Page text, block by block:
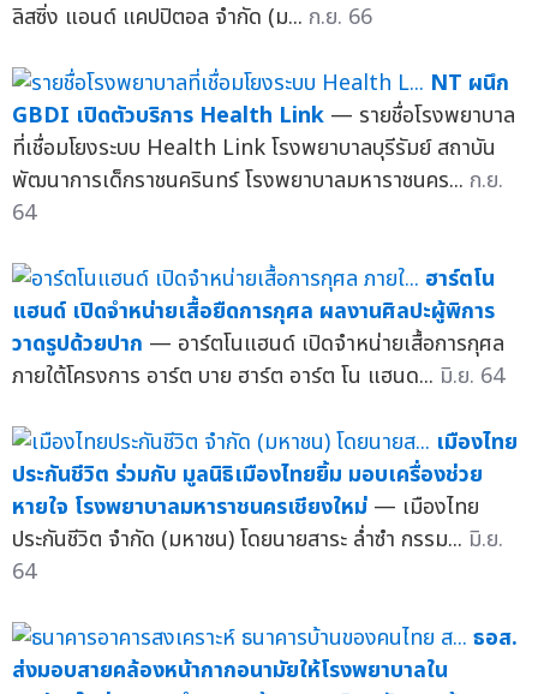
ลิสซิ่ง แอนด์ แคปปิตอล จำกัด (ม... ก.ย. 66
NT ผนึก
GBDI เปิดตัวบริการ Health Link — รายชื่อโรงพยาบาล
ที่เชื่อมโยงระบบ Health Link โรงพยาบาลบุรีรัมย์ สถาบัน
พัฒนาการเด็กราชนครินทร์ โรงพยาบาลมหาราชนคร... ก.ย.
64
ฮาร์ตโน
แฮนด์ เปิดจำหน่ายเสื้อยืดการกุศล ผลงานศิลปะผู้พิการ
วาดรูปด้วยปาก — อาร์ตโนแฮนด์ เปิดจำหน่ายเสื้อการกุศล
ภายใต้โครงการ อาร์ต บาย ฮาร์ต อาร์ต โน แฮนด... มิ.ย. 64
เมืองไทย
ประกันชีวิต ร่วมกับ มูลนิธิเมืองไทยยิ้ม มอบเครื่องช่วย
หายใจ โรงพยาบาลมหาราชนครเชียงใหม่ — เมืองไทย
ประกันชีวิต จำกัด (มหาชน) โดยนายสาระ ล่ำซำ กรรม... มิ.ย.
64
ธอส.
ส่งมอบสายคล้องหน้ากากอนามัยให้โรงพยาบาลใน